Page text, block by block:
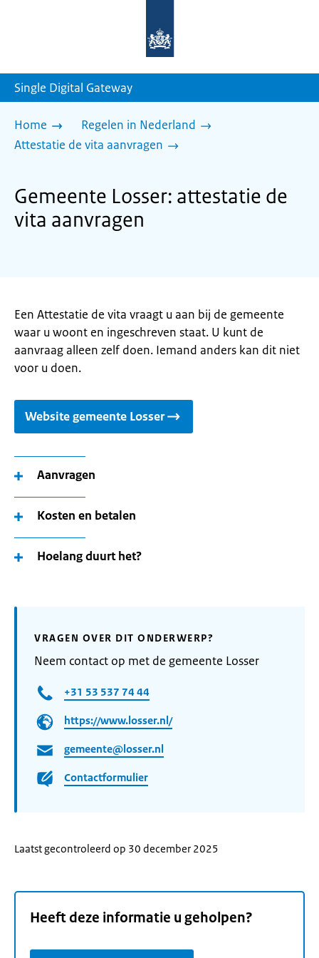
homepage
Single Digital Gateway
Home
Regelen in Nederland
Attestatie de vita aanvragen
Gemeente Losser: attestatie de
vita aanvragen
Een Attestatie de vita vraagt u aan bij de gemeente
waar u woont en ingeschreven staat. U kunt de
aanvraag alleen zelf doen. Iemand anders kan dit niet
voor u doen.
Website gemeente Losser
Aanvragen
Kosten en betalen
Hoelang duurt het?
VRAGEN OVER DIT ONDERWERP?
Neem contact op met de gemeente Losser
+31 53 537 74 44
https://www.losser.nl/
gemeente@losser.nl
Contactformulier
Laatst gecontroleerd op 30 december 2025
Heeft deze informatie u geholpen?